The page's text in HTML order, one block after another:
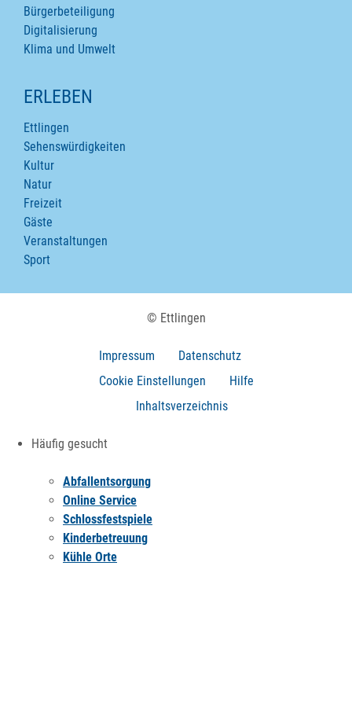
Bürgerbeteiligung
Digitalisierung
Klima und Umwelt
ERLEBEN
Ettlingen
Sehenswürdigkeiten
Kultur
Natur
Freizeit
Gäste
Veranstaltungen
Sport
© Ettlingen
Impressum
Datenschutz
Cookie Einstellungen
Hilfe
Inhaltsverzeichnis
Häufig gesucht
Abfallentsorgung
Online Service
Schlossfestspiele
Kinderbetreuung
Kühle Orte